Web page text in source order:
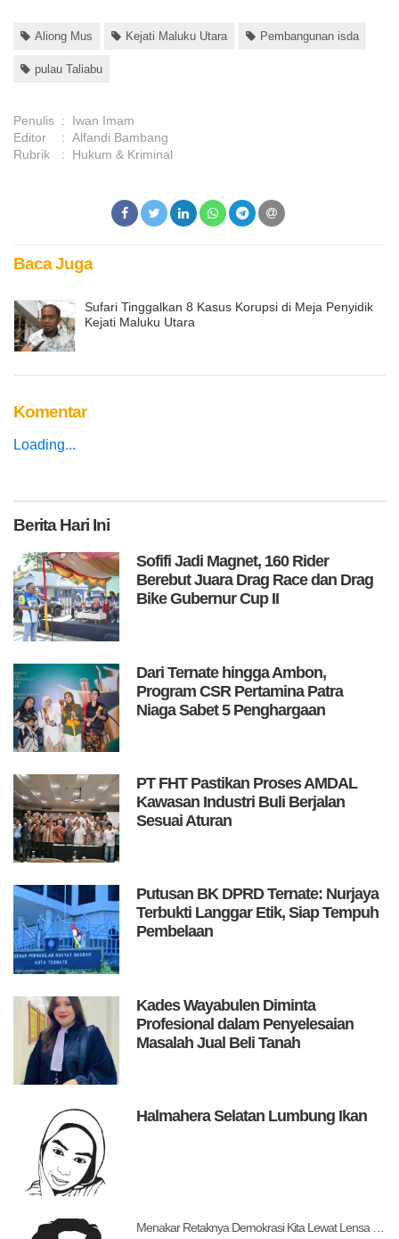
Aliong Mus Kejati Maluku Utara Pembangunan isda
pulau Taliabu
Penulis :
Iwan Imam
Editor
: Alfandi Bambang
Rubrik
: Hukum & Kriminal
Baca Juga
Sufari Tinggalkan 8 Kasus Korupsi di Meja Penyidik
Kejati Maluku Utara
Komentar
Loading...
BeritaHari Ini
Sofifi Jadi Magnet, 160 Rider
Berebut Juara Drag Race dan Drag
Bike Gubernur Cup II
Dari Ternate hingga Ambon,
Program CSR Pertamina Patra
Niaga Sabet 5 Penghargaan
PT FHT Pastikan Proses AMDAL
Kawasan Industri Buli Berjalan
Sesuai Aturan
Putusan BK DPRD Ternate: Nurjaya
Terbukti Langgar Etik, Siap Tempuh
Pembelaan
Kades Wayabulen Diminta
Profesional dalam Penyelesaian
Masalah Jual Beli Tanah
Halmahera Selatan Lumbung Ikan